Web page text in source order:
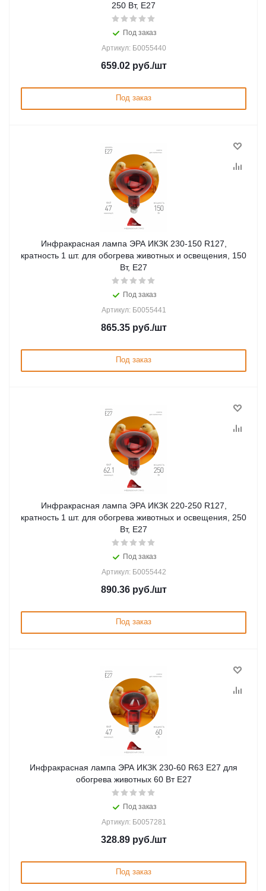
250 Вт, Е27
Под заказ
Артикул: Б0055440
659.02руб./шт
Под заказ
Инфракрасная лампа ЭРА ИКЗК 230-150 R127,
кратность 1 шт. для обогрева животных и освещения, 150
Вт, Е27
Под заказ
Артикул: Б0055441
865.35руб./шт
Под заказ
Инфракрасная лампа ЭРА ИКЗК 220-250 R127,
кратность 1 шт. для обогрева животных и освещения, 250
Вт, Е27
Под заказ
Артикул: Б0055442
890.36руб./шт
Под заказ
Инфракрасная лампа ЭРА ИКЗК 230-60 R63 Е27 для
обогрева животных 60 Вт Е27
Под заказ
Артикул: Б0057281
328.89руб./шт
Под заказ